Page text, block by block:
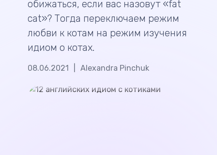
обижаться, если вас назовут «fat
cat»? Тогда переключаем режим
любви к котам на режим изучения
идиом о котах.
08.06.2021 Alexandra Pinchuk